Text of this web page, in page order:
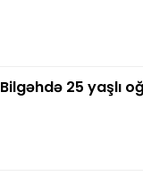
Bilgəhdə 25 yaşlı